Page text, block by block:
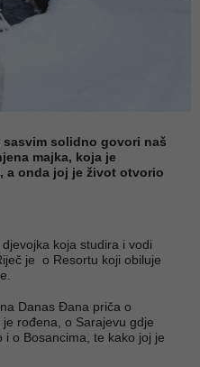
solidno govori naš
majka, koja je
a onda joj je život otvorio
koja studira i vodi
je o Resortu koji obiluje
Danas Đana priča o
rođena, o Sarajevu gdje
o Bosancima, te kako joj je